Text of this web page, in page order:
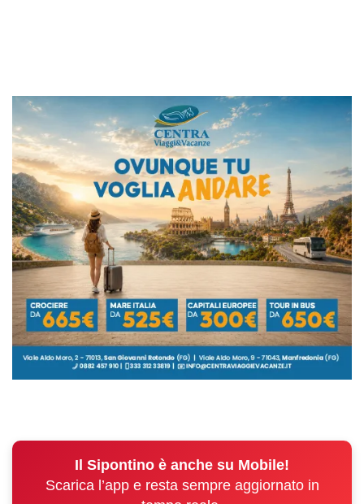
Il Sipontino è anche su Mobile!
Scarica l’app e resta sempre aggiornato in